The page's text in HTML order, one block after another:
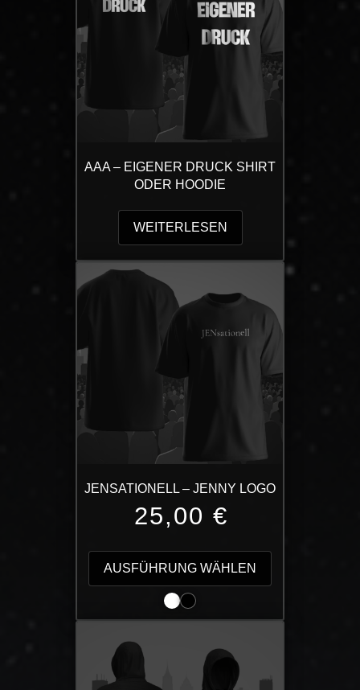
AAA – EIGENER DRUCK SHIRT
ODER HOODIE
WEITERLESEN
JENSATIONELL – JENNY LOGO
25,00 €
AUSFÜHRUNG WÄHLEN
weist